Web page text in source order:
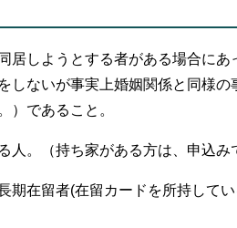
居しようとする者がある場合にあ
しないが事実上婚姻関係と同様の
）であること。
人。（持ち家がある方は、申込み
期在留者(在留カードを所持して